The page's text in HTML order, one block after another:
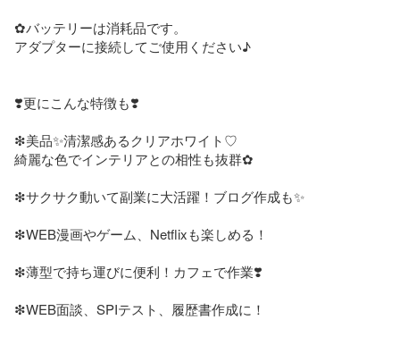
✿バッテリーは消耗品です。
アダプターに接続してご使用ください♪
❣️更にこんな特徴も❣️
❇美品✨️清潔感あるクリアホワイト♡
綺麗な色でインテリアとの相性も抜群✿
❇サクサク動いて副業に大活躍！ブログ作成も✨️
❇WEB漫画やゲーム、Netflixも楽しめる！
❇薄型で持ち運びに便利！カフェで作業❣️
❇WEB面談、SPIテスト、履歴書作成に！